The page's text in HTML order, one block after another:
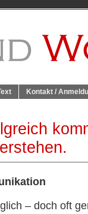
Kontakt /
– doch oft